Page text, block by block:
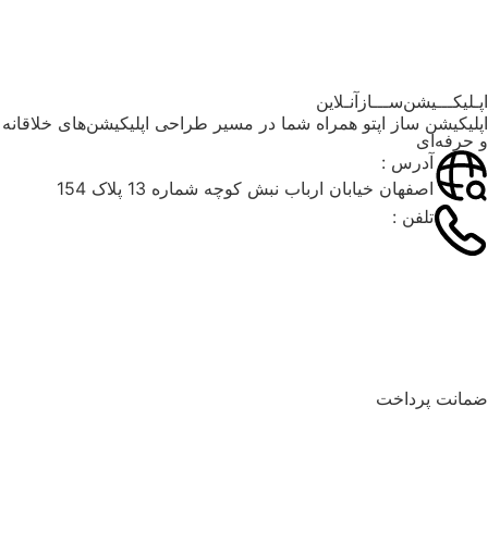
ساز اپتو همراه شما در مسیر طراحی اپلیکیشن‌های خلاقانه
آدرس :
اصفهان خیابان ارباب نبش کوچه شماره 13 پلاک 154
تلفن :
پرداخت